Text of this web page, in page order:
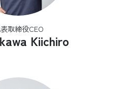
取締役CEO
Kiichiro